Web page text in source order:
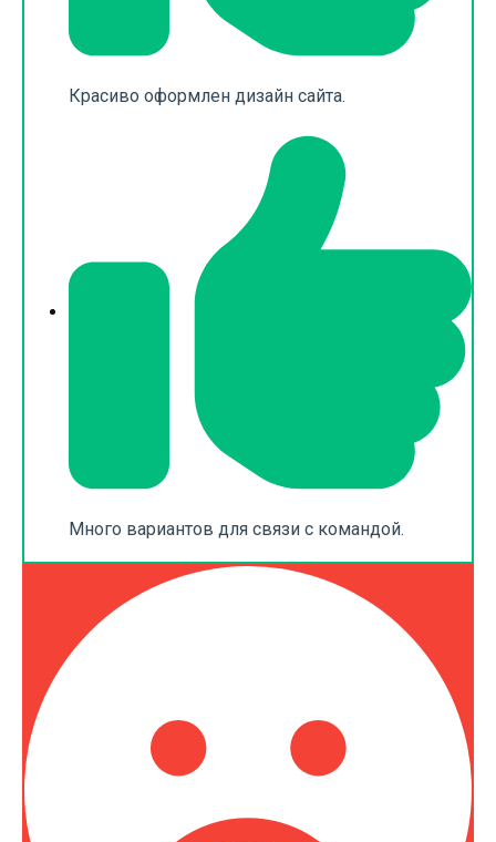
Красиво оформлен дизайн сайта.
Много вариантов для связи с командой.